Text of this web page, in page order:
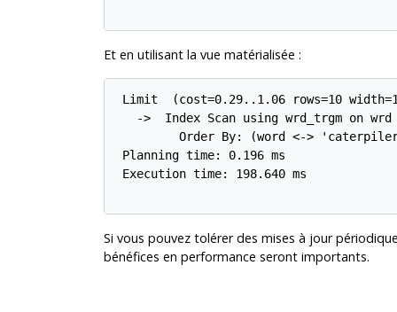
Et en utilisant la vue matérialisée :
Limit  (cost=0.29..1.06 rows=10
->  Index Scan using wrd_trgm on
Order By: (word <->
Planning time: 0.196 ms
Execution time: 198.640 ms
Si vous pouvez tolérer des mises à jour
bénéfices en performance seront importants.